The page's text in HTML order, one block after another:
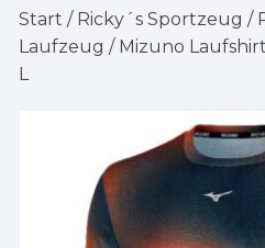
Start / Ricky´s Sportzeug /
Laufzeug / Mizuno
L